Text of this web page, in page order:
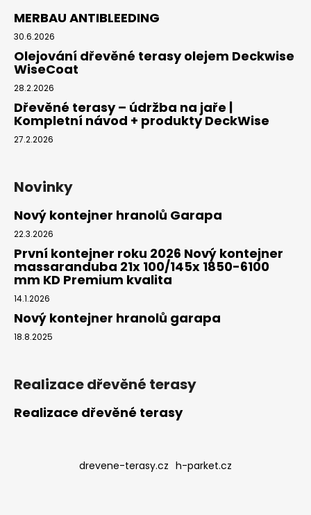
MERBAU ANTIBLEEDING
30.6.2026
Olejování dřevěné terasy olejem Deckwise
WiseCoat
28.2.2026
Dřevěné terasy – údržba na jaře |
Kompletní návod + produkty DeckWise
27.2.2026
Novinky
Nový kontejner hranolů Garapa
22.3.2026
První kontejner roku 2026 Nový kontejner
massaranduba 21x 100/145x 1850-6100
mm KD Premium kvalita
14.1.2026
Nový kontejner hranolů garapa
18.8.2025
Realizace dřevěné terasy
Realizace dřevěné terasy
drevene-terasy.cz h-parket.cz